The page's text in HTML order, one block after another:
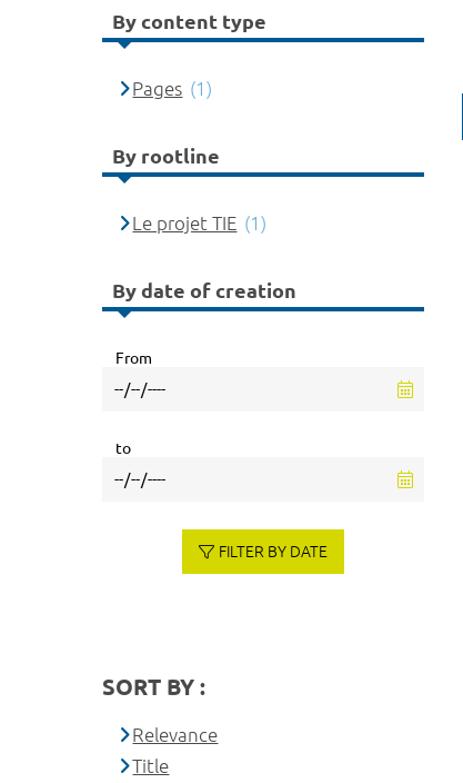
By content type
Pages (1)
By rootline
Le projet TIE (1)
By date of creation
From
to
FILTER BY DATE
SORT BY :
Relevance
Title